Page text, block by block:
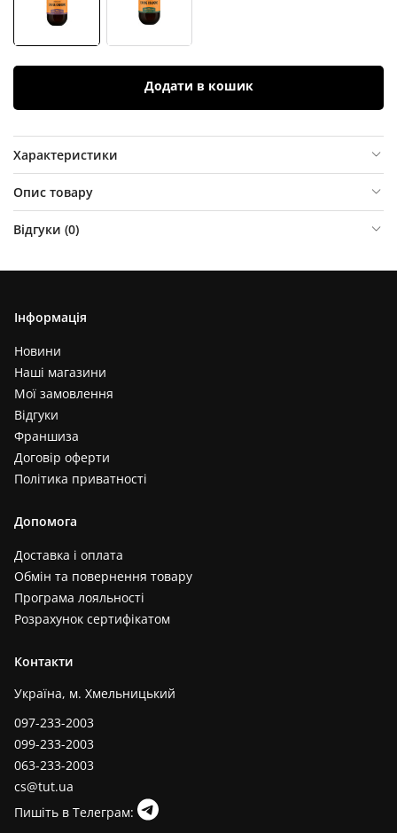
Додати в кошик
Характеристики
Опис товару
Відгуки (0)
Інформація
Новини
Наші магазини
Мої замовлення
Відгуки
Франшиза
Договір оферти
Політика приватності
Допомога
Доставка і оплата
Обмін та повернення товару
Програма лояльності
Розрахунок сертифікатом
Контакти
Україна, м. Хмельницький
097-233-2003
099-233-2003
063-233-2003
cs@tut.ua
Пишіть в Телеграм: